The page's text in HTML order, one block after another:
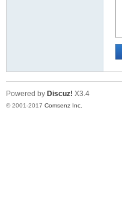
Powered by Discuz! X3.4
© 2001-2017 Comsenz Inc.